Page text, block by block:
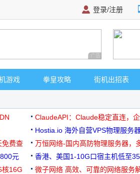
登录/注册
广告 商业广告，理
游戏 拳皇攻略 街机出招表
ClaudeAPI：Claude稳定直连，
Hostia.io 海外自营VPS物理服务
费查
万恒网络-国内高防物理服务器，
99元/月起
元
香港、美国1-10G口宿主机低至
核16G
微子网络 高效、可靠的网络服务